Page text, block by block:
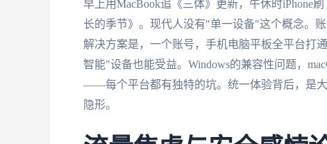
早上用MacBook追《三体》更新，午休时iPhone
长的季节》。现代人没有"单一设备"这个概念。
解决方案是，一个账号，手机电脑平板全平台打
智能"设备也能受益。Windows的兼容性问题，
——每个平台都有独特的坑。统一体验背后，是
隐形。